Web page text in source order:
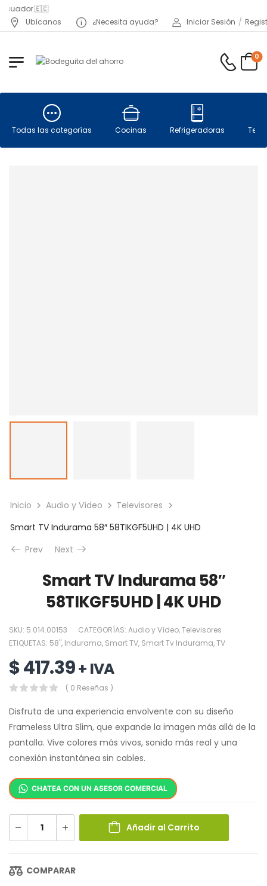
🇪🇨
Ubícanos
¿Necesita ayuda? Iniciar Sesión /
0
Todas las categorías Cocinas Refrigeradoras
Inicio Audio y Vídeo
Televisores
Smart TV Indurama 58″ 58TIKGF5UHD | 4K UHD
Prev
Next
Smart TV Indurama 58″
58TIKGF5UHD | 4K UHD
SKU: 5.014.00153 CATEGORÍAS: Audio y Vídeo,Televisores
ETIQUETAS: 58", Indurama, Smart TV, Smart Tv Indurama,TV
$417.39+ IVA
( 0 Reseñas )
Disfruta de una experiencia envolvente con su diseño
Frameless Ultra Slim, que expande la imagen más allá de la
pantalla. Vive colores más vivos, sonido más real y una
conexión instantánea sin cables.
CHATEA CON UN ASESOR COMERCIAL
Añadir al Carrito
COMPARAR